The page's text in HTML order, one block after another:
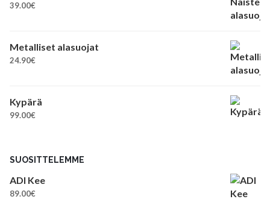
39.00€
Metalliset alasuojat
24.90€
Kypärä
99.00€
SUOSITTELEMME
ADI Kee
89.00€